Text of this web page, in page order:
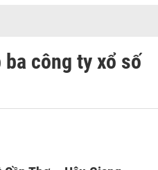
ba công ty xổ số